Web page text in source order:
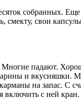
собранных.
свои
падают.
и
на запас.
с ней